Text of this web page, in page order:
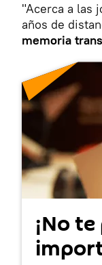
"Acerca a las
años de
memoria
¡No